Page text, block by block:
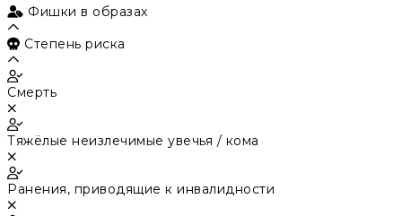
Фишки в образах
Степень риска
Смерть
Тяжёлые неизлечимые увечья / кома
Ранения, приводящие к инвалидности